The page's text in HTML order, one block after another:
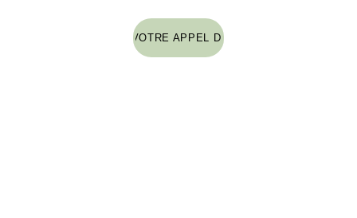
RÉSERVEZ VOTRE APPEL DÉCOUVERTE